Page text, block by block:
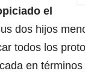
el
dos hijos
todos los
en